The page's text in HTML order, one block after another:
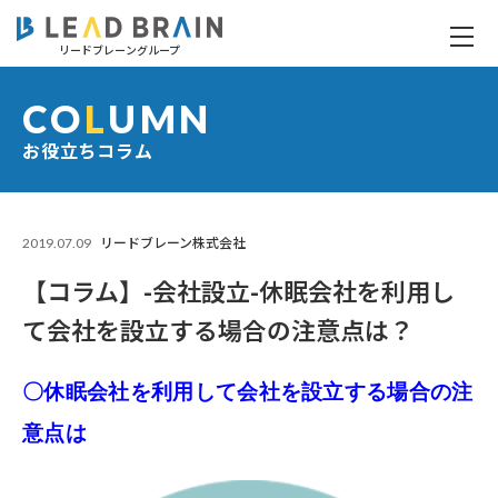
リードブレーングループ
お役立ちコラム
COLUMN
2019.07.09 リードブレーン株式会社
【コラム】-会社設立-休眠会社を利用し
て会社を設立する場合の注意点は？
〇休眠会社を利用して会社を設立する場合の注
意点は